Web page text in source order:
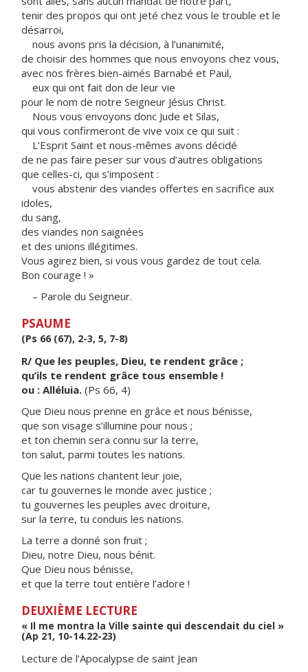
tenir des propos qui ont jeté chez vous le trouble et le
désarroi,
nous avons pris la décision, à l’unanimité,
de choisir des hommes que nous envoyons chez vous,
avec nos frères bien-aimés Barnabé et Paul,
eux qui ont fait don de leur vie
pour le nom de notre Seigneur Jésus Christ.
Nous vous envoyons donc Jude et Silas,
qui vous confirmeront de vive voix ce qui suit :
L’Esprit Saint et nous-mêmes avons décidé
de ne pas faire peser sur vous d’autres obligations
que celles-ci, qui s’imposent :
vous abstenir des viandes offertes en sacrifice aux
idoles,
du sang,
des viandes non saignées
et des unions illégitimes.
Vous agirez bien, si vous vous gardez de tout cela.
Bon courage ! »
– Parole du Seigneur.
PSAUME
(Ps 66 (67), 2-3, 5, 7-8)
R/ Que les peuples, Dieu, te rendent grâce ;
qu’ils te rendent grâce tous ensemble !
ou : Alléluia. (Ps 66, 4)
Que Dieu nous prenne en grâce et nous bénisse,
que son visage s’illumine pour nous ;
et ton chemin sera connu sur la terre,
ton salut, parmi toutes les nations.
Que les nations chantent leur joie,
car tu gouvernes le monde avec justice ;
tu gouvernes les peuples avec droiture,
sur la terre, tu conduis les nations.
La terre a donné son fruit ;
Dieu, notre Dieu, nous bénit.
Que Dieu nous bénisse,
et que la terre tout entière l’adore !
DEUXIÈME LECTURE
« Il me montra la Ville sainte qui descendait du ciel »
(Ap 21, 10-14.22-23)
Lecture de l’Apocalypse de saint Jean